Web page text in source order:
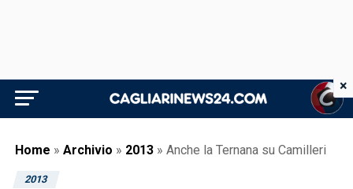
Home » Archivio » 2013 » Anche la Ternana su Camilleri
2013
×